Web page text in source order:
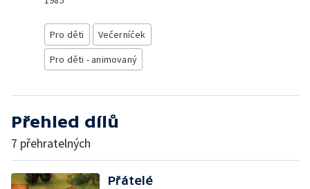
Pro děti
Večerníček
Pro děti - animovaný
Přehled dílů
7 přehratelných
Přátelé